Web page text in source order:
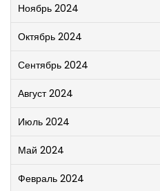
Ноябрь 2024
Октябрь 2024
Сентябрь 2024
Август 2024
Июль 2024
Май 2024
Февраль 2024